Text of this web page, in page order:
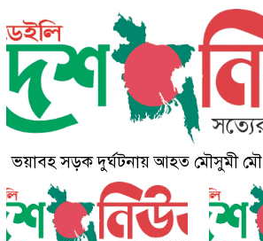
ভয়াবহ সড়ক দুর্ঘটনায় আহত মৌসুমী মৌ